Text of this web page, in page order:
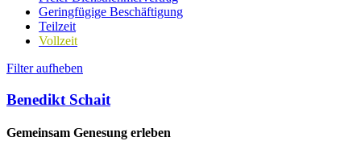
Geringfügige Beschäftigung
Teilzeit
Vollzeit
Filter aufheben
Benedikt Schait
Gemeinsam Genesung erleben